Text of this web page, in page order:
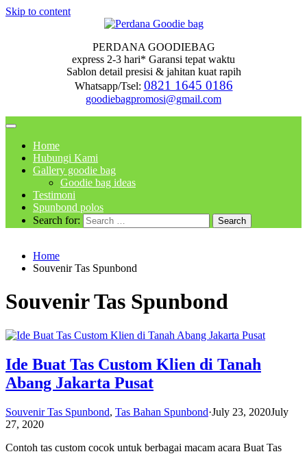
Skip to content
PERDANA GOODIEBAG
express 2-3 hari* Garansi tepat waktu
Sablon detail presisi & jahitan kuat rapih
Whatsapp/Tsel: 0821 1645 0186
goodiebagpromosi@gmail.com
Home
Hubungi Kami
Gallery goodie bag
Goodie bag ideas
Testimoni
Spunbond polos
Search for:
Home
Souvenir Tas Spunbond
Souvenir Tas Spunbond
Ide Buat Tas Custom Klien di Tanah
Abang Jakarta Pusat
Souvenir Tas Spunbond, Tas Bahan Spunbond·July 23, 2020July
27, 2020
Contoh tas custom cocok untuk berbagai macam acara Buat Tas